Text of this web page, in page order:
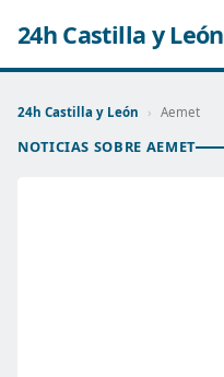
24h Castilla y León
24h Castilla y León › Aemet
NOTICIAS SOBRE AEMET